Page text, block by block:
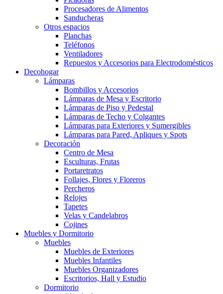
Procesadores de Alimentos
Sanducheras
Otros espacios
Planchas
Teléfonos
Ventiladores
Repuestos y Accesorios para Electrodomésticos
Decohogar
Lámparas
Bombillos y Accesorios
Lámparas de Mesa y Escritorio
Lámparas de Piso y Pedestal
Lámparas de Techo y Colgantes
Lámparas para Exteriores y Sumergibles
Lámparas para Pared, Apliques y Spots
Decoración
Centro de Mesa
Esculturas, Frutas
Portaretratos
Follajes, Flores y Floreros
Percheros
Relojes
Tapetes
Velas y Candelabros
Cojines
Muebles y Dormitorio
Muebles
Muebles de Exteriores
Muebles Infantiles
Muebles Organizadores
Escritorios, Hall y Estudio
Dormitorio